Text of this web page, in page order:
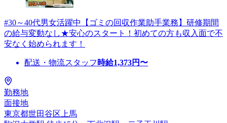
#30～40代男女活躍中【ゴミの回収作業助手業務】研修期間
の給与変動なし★安心のスタート！初めての方も収入面で不
安なく始められます！
配送・物流スタッフ 時給1,373円〜
勤務地
面接地
東京都世田谷区上馬